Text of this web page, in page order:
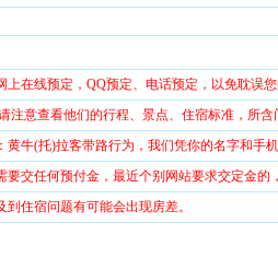
上在线预定，QQ预定、电话预定，以免耽误
注意查看他们的行程、景点、住宿标准，所
黄牛(托)拉客带路行为，我们凭你的名字和手
要交任何预付金，最近个别网站要求交定金
住宿问题有可能会出现房差。